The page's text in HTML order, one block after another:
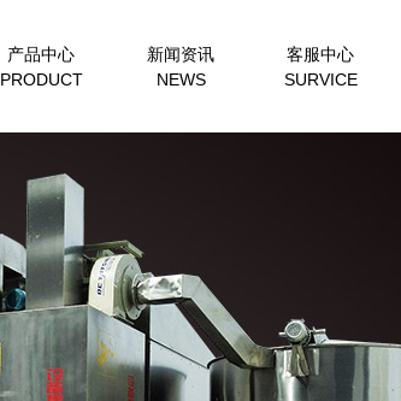
产品中心
PRODUCT
新闻资讯
NEWS
客服中心
SURVICE